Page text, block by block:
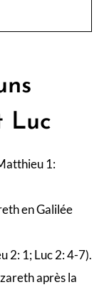
Luc
1:
en Galilée
2: 1; Luc 2: 4-7).
après la